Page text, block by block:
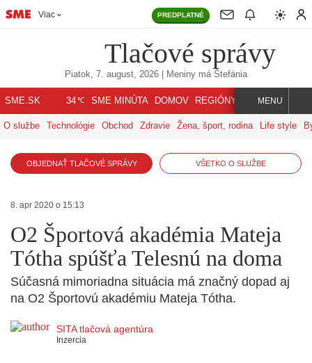
Viac PREDPLATNÉ
Tlačové správy
Piatok, 7. august, 2026 | Meniny má Štefánia
SME.SK 34℃ SME MINÚTA DOMOV REGIÓNY INDEX SVET
MENU
O službe Technológie Obchod Zdravie Žena, šport, rodina Life style
OBJEDNAŤ TLAČOVÉ SPRÁVY VŠETKO O SLUŽBE
8. apr 2020 o 15:13
O2 Športová akadémia Mateja
Tótha spúšťa Telesnú na doma
Súčasná mimoriadna situácia má značný dopad aj
na O2 Športovú akadémiu Mateja Tótha.
SITA tlačová agentúra
Inzercia